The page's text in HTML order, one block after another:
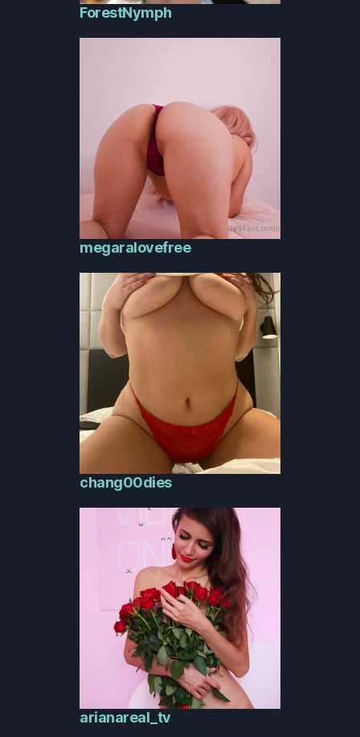
ForestNymph
megaralovefree
chang00dies
arianareal_tv